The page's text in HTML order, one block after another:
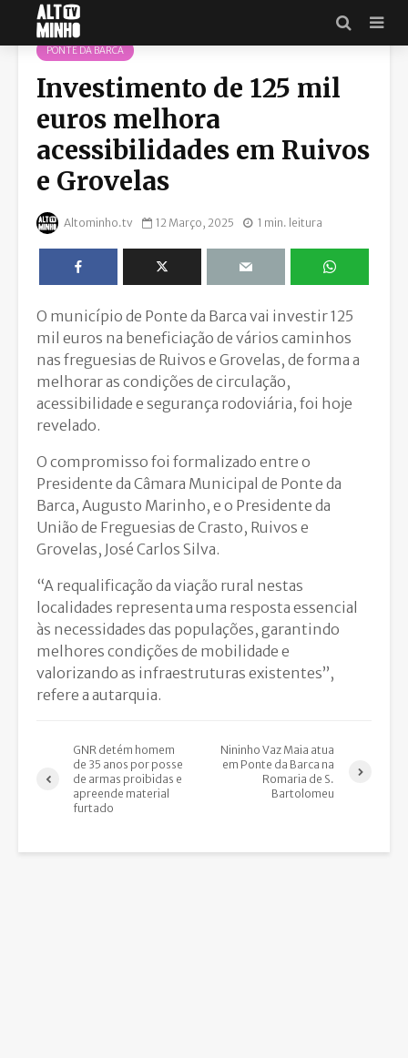
PONTE DA BARCA
Investimento de 125 mil
euros melhora
acessibilidades em Ruivos
e Grovelas
Altominho.tv 12 Março, 2025 1 min. leitura
O município de Ponte da Barca vai investir 125
mil euros na beneficiação de vários caminhos
nas freguesias de Ruivos e Grovelas, de forma a
melhorar as condições de circulação,
acessibilidade e segurança rodoviária, foi hoje
revelado.
O compromisso foi formalizado entre o
Presidente da Câmara Municipal de Ponte da
Barca, Augusto Marinho, e o Presidente da
União de Freguesias de Crasto, Ruivos e
Grovelas, José Carlos Silva.
“A requalificação da viação rural nestas
localidades representa uma resposta essencial
às necessidades das populações, garantindo
melhores condições de mobilidade e
valorizando as infraestruturas existentes”,
refere a autarquia.
GNR detém homem
de 35 anos por posse
de armas proibidas e
apreende material
furtado
Nininho Vaz Maia atua
em Ponte da Barca na
Romaria de S.
Bartolomeu